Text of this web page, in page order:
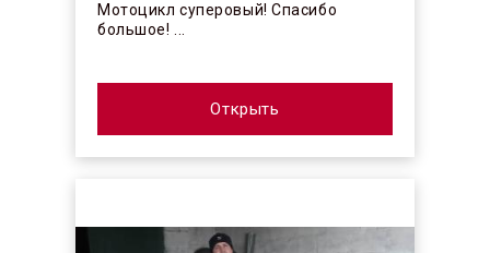
Мотоцикл суперовый! Спасибо
большое! ...
Открыть